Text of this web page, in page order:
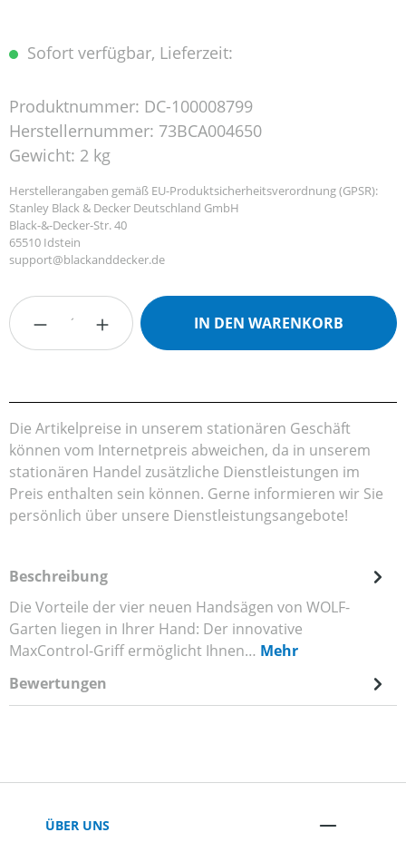
Sofort verfügbar, Lieferzeit:
Produktnummer: DC-100008799
Herstellernummer: 73BCA004650
Gewicht: 2 kg
Herstellerangaben gemäß EU-Produktsicherheitsverordnung (GPSR):
Stanley Black & Decker Deutschland GmbH
Black-&-Decker-Str. 40
65510 Idstein
support@blackanddecker.de
Produkt Anzahl: Gib den gewünschten
IN DEN WARENKORB
Die Artikelpreise in unserem stationären Geschäft
können vom Internetpreis abweichen, da in unserem
stationären Handel zusätzliche Dienstleistungen im
Preis enthalten sein können. Gerne informieren wir Sie
persönlich über unsere Dienstleistungsangebote!
Beschreibung
Die Vorteile der vier neuen Handsägen von WOLF-
Garten liegen in Ihrer Hand: Der innovative
MaxControl-Griff ermöglicht Ihnen… Mehr
Bewertungen
ÜBER UNS